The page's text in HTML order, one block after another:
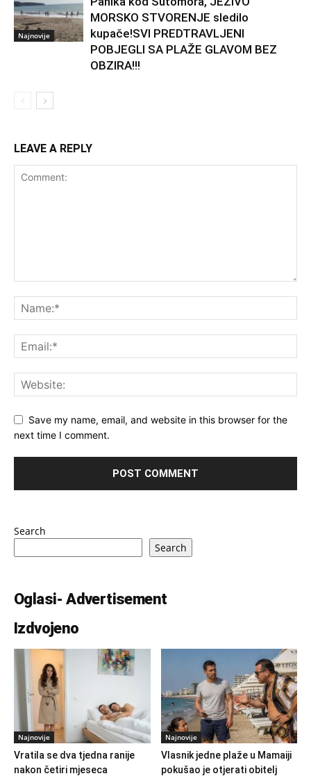
Najnovije
MORSKO STVORENJE sledilo
kupače!SVI PREDTRAVLJENI
POBJEGLI SA PLAŽE GLAVOM BEZ
OBZIRA!!!
LEAVE A REPLY
Save my name, email, and website in this browser for the
next time I comment.
Search
Search
Oglasi- Advertisement
Izdvojeno
Najnovije
Vratila se dva tjedna ranije
nakon četiri mjeseca
Najnovije
Vlasnik jedne plaže u Mamaiji
pokušao je otjerati obitelj